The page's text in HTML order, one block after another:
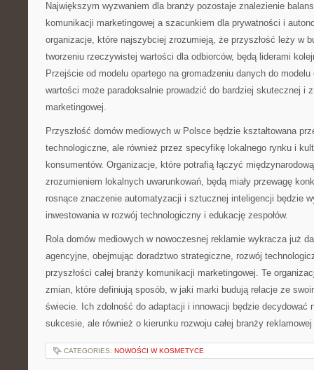
Największym wyzwaniem dla branży pozostaje znalezienie
komunikacji marketingowej a szacunkiem dla prywatności i
organizacje, które najszybciej zrozumieją, że przyszłość leży w
tworzeniu rzeczywistej wartości dla odbiorców, będą liderami
Przejście od modelu opartego na gromadzeniu danych do
wartości może paradoksalnie prowadzić do bardziej skutecznej i
marketingowej.
Przyszłość domów mediowych w Polsce będzie kształtowana
technologiczne, ale również przez specyfikę lokalnego rynku i
konsumentów. Organizacje, które potrafią łączyć
zrozumieniem lokalnych uwarunkowań, będą miały przewagę
rosnące znaczenie automatyzacji i sztucznej inteligencji będzie
inwestowania w rozwój technologiczny i edukację zespołów.
Rola domów mediowych w nowoczesnej reklamie wykracza już
agencyjne, obejmując doradztwo strategiczne, rozwój
przyszłości całej branży komunikacji marketingowej. Te
zmian, które definiują sposób, w jaki marki budują relacje ze
świecie. Ich zdolność do adaptacji i innowacji będzie decydować
sukcesie, ale również o kierunku rozwoju całej branży
CATEGORIES: NOWOŚCI W KOSMETYCE